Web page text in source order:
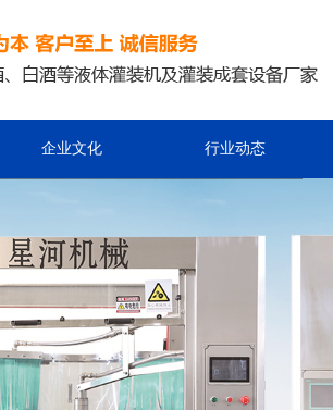
企业文化 行业动态